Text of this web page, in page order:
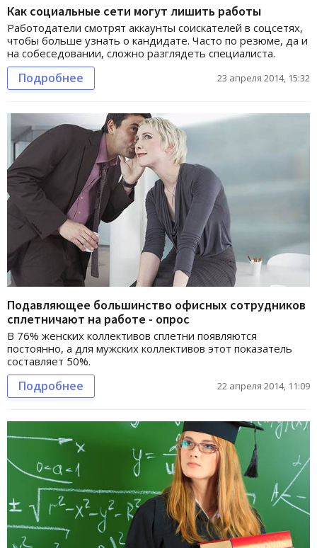
Как социальные сети могут лишить работы
Работодатели смотрят аккаунты соискателей в соцсетях,
чтобы больше узнать о кандидате. Часто по резюме, да и
на собеседовании, сложно разглядеть специалиста.
Подробнее 23 апреля 2014, 15:32
Подавляющее большинство офисных сотрудников
сплетничают на работе - опрос
В 76% женских коллективов сплетни появляются
постоянно, а для мужских коллективов этот показатель
составляет 50%.
Подробнее 22 апреля 2014, 11:09